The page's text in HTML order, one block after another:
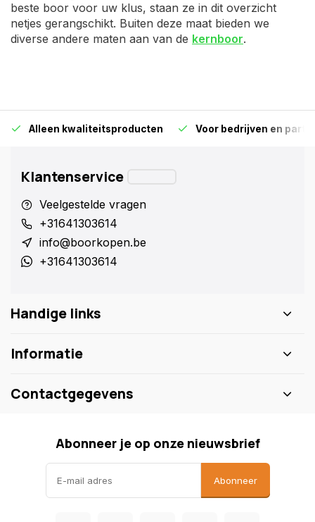
beste boor voor uw klus, staan ze in dit overzicht
netjes gerangschikt. Buiten deze maat bieden we
diverse andere maten aan van de kernboor.
Alleen kwaliteitsproducten Voor bedrijven en
Klantenservice
Veelgestelde vragen
+31641303614
info@boorkopen.be
+31641303614
Handige links
Informatie
Contactgegevens
Abonneer je op onze nieuwsbrief
Abonneer